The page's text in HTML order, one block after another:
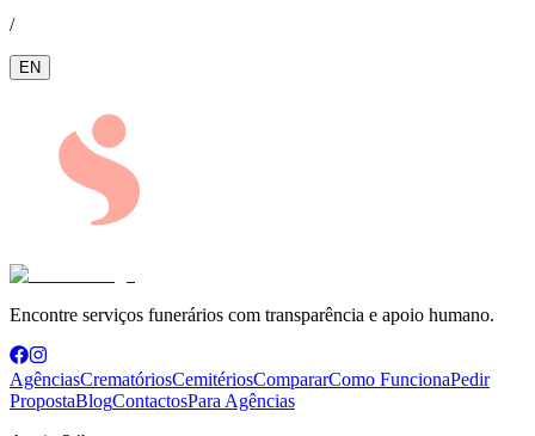
/
EN
Encontre serviços funerários com transparência e apoio humano.
AgênciasCrematóriosCemitériosCompararComo FuncionaPedir
PropostaBlogContactosPara Agências